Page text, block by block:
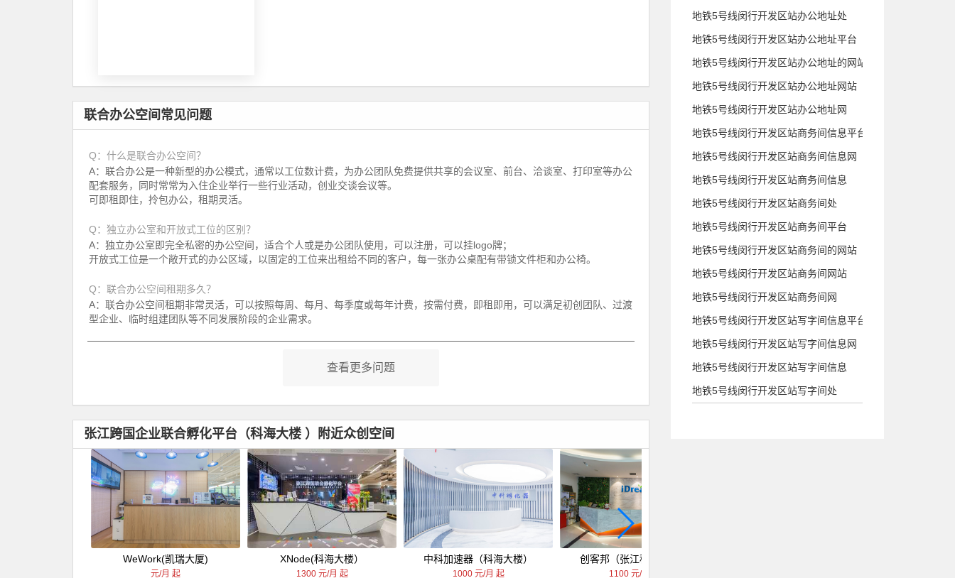
联合办公空间常见问题
Q：什么是联合办公空间？
A：联合办公是一种新型的办公模式，通常以工位数计费，为办公团队免费提供共享的会议室、前台、洽谈室、打印室等办公
配套服务，同时常常为入住企业举行一些行业活动，创业交谈会议等。
可即租即住，拎包办公，租期灵活。
Q：独立办公室和开放式工位的区别？
A：独立办公室即完全私密的办公空间，适合个人或是办公团队使用，可以注册，可以挂logo牌；
开放式工位是一个敞开式的办公区域，以固定的工位来出租给不同的客户，每一张办公桌配有带锁文件柜和办公椅。
Q：联合办公空间租期多久？
A：联合办公空间租期非常灵活，可以按照每周、每月、每季度或每年计费，按需付费，即租即用，可以满足初创团队、过渡
型企业、临时组建团队等不同发展阶段的企业需求。
查看更多问题
张江跨国企业联合孵化平台（科海大楼 ）附近众创空间
WeWork(凯瑞大厦)
元/月 起
XNode(科海大楼）
1300 元/月 起
中科加速器（科海大楼）
1000 元/月 起
创客邦（张江科创中心）
1100 元/月 起
地铁5号线闵行开发区站办公地址处
地铁5号线闵行开发区站办公地址平台
地铁5号线闵行开发区站办公地址的网站
地铁5号线闵行开发区站办公地址网站
地铁5号线闵行开发区站办公地址网
地铁5号线闵行开发区站商务间信息平台
地铁5号线闵行开发区站商务间信息网
地铁5号线闵行开发区站商务间信息
地铁5号线闵行开发区站商务间处
地铁5号线闵行开发区站商务间平台
地铁5号线闵行开发区站商务间的网站
地铁5号线闵行开发区站商务间网站
地铁5号线闵行开发区站商务间网
地铁5号线闵行开发区站写字间信息平台
地铁5号线闵行开发区站写字间信息网
地铁5号线闵行开发区站写字间信息
地铁5号线闵行开发区站写字间处